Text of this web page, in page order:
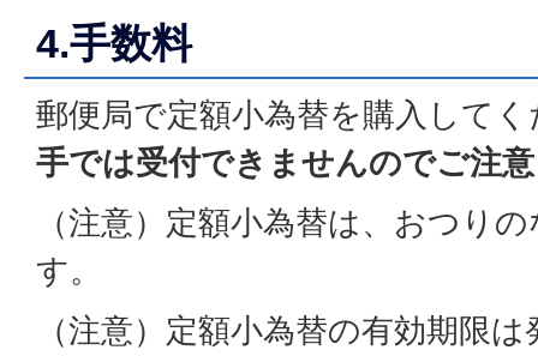
4.手数料
郵便局で定額小為替を購入して
手では受付できませんのでご注
（注意）定額小為替は、おつり
す。
（注意）定額小為替の有効期限